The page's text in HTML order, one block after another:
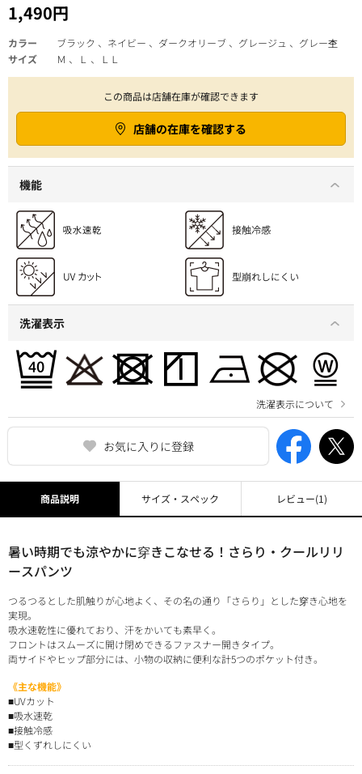
1,490円
お気に入りに登録
カラー
ブラック 、ネイビー 、ダークオリーブ 、グレージュ 、グレー杢
サイズ
Ｍ 、Ｌ 、ＬＬ
この商品は店舗在庫が確認できます
店舗の在庫を確認する
機能
洗濯表示
洗濯表示について
商品説明
暑い時期でも涼やかに穿きこなせる！さらり・クールリリ
ースパンツ
つるつるとした肌触りが心地よく、その名の通り「さらり」とした穿き心地を
実現。
吸水速乾性に優れており、汗をかいても素早く。
フロントはスムーズに開け閉めできるファスナー開きタイプ。
両サイドやヒップ部分には、小物の収納に便利な計5つのポケット付き。
《主な機能》
■UVカット
■吸水速乾
■接触冷感
■型くずれしにくい
サイズ・スペック レビュー(1)